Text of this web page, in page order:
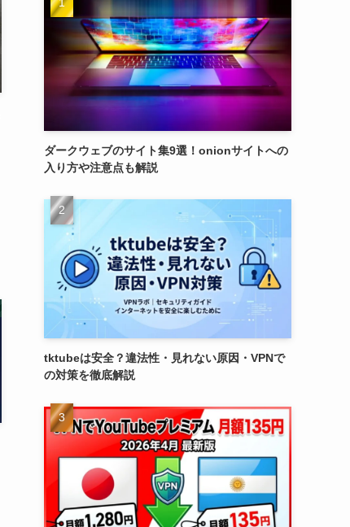
ダークウェブのサイト集9選！onionサイトへの
入り方や注意点も解説
tktubeは安全？違法性・見れない原因・VPNで
の対策を徹底解説